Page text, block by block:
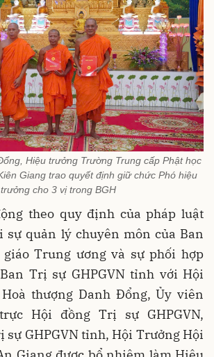
Hiệu trưởng Trường Trung cấp Phật học
Giang trao quyết định giữ chức Phó hiệu
trưởng cho 3 vị trong BGH
theo quy định của pháp luật
sự quản lý chuyên môn của Ban
giáo Trung ương và sự phối hợp
Trị sự GHPGVN tỉnh với Hội
thượng Danh Đổng, Ủy viên
Hội đồng Trị sự GHPGVN,
sự GHPGVN tỉnh, Hội Trưởng Hội